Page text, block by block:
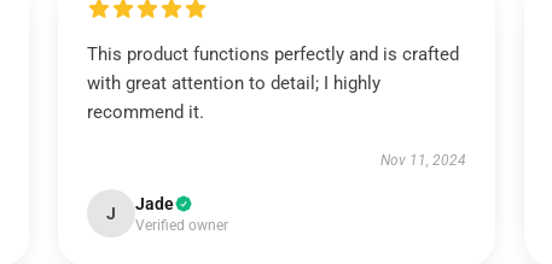
This product functions perfectly and is crafted
with great attention to detail; I highly
recommend it.
Nov 11, 2024
J Jade
Verified owner